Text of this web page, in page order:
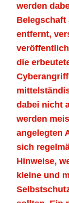
werden
Belegschaft
entfernt,
die
dabei nicht
werden
angelegten
sich
Hinweise,
kleine und